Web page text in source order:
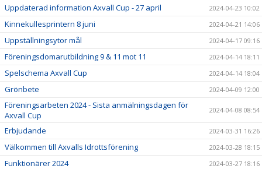
Uppdaterad information Axvall Cup - 27 april 2024-04-23 10:02
Kinnekullesprintern 8 juni 2024-04-21 14:06
Uppställningsytor mål 2024-04-17 09:16
Föreningsdomarutbildning 9 & 11 mot 11 2024-04-14 18:11
Spelschema Axvall Cup 2024-04-14 18:04
Grönbete 2024-04-09 12:00
Föreningsarbeten 2024 - Sista anmälningsdagen för
Axvall Cup
2024-04-08 08:54
Erbjudande 2024-03-31 16:26
Välkommen till Axvalls Idrottsförening 2024-03-28 18:15
Funktionärer 2024 2024-03-27 18:16